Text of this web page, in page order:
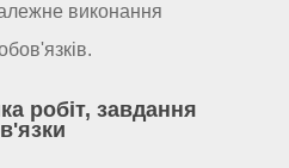
виконання
робіт, завдання